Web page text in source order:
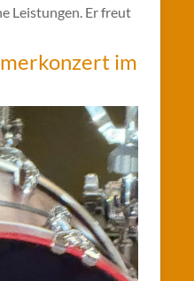
Leistungen. Er freut
im